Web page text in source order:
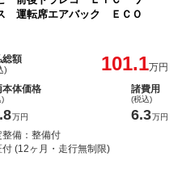
運転席エアバック ＥＣＯ
総額
) 101.1万円
本体価格
)
万円
諸費用
(税込)
6.3万円
整備：整備付
付 (12ヶ月・走行無制限)